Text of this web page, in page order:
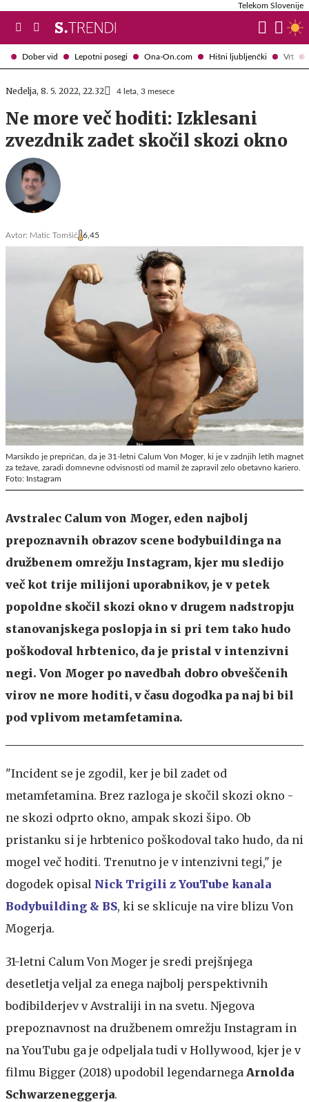
Dober vid Lepotni posegi Ona-On.com Hišni ljubljenčki Vrt
Telekom Slovenije
Nedelja, 8. 5. 2022, 22.32 4 leta, 3 mesece
Ne more več hoditi: Izklesani
zvezdnik zadet skočil skozi okno
Avtor: Matic Tomšič 6,45
Marsikdo je prepričan, da je 31-letni Calum Von Moger, ki je v zadnjih letih magnet
za težave, zaradi domnevne odvisnosti od mamil že zapravil zelo obetavno kariero.
Foto: Instagram
Avstralec Calum von Moger, eden najbolj
prepoznavnih obrazov scene bodybuildinga na
družbenem omrežju Instagram, kjer mu sledijo
več kot trije milijoni uporabnikov, je v petek
popoldne skočil skozi okno v drugem nadstropju
stanovanjskega poslopja in si pri tem tako hudo
poškodoval hrbtenico, da je pristal v intenzivni
negi. Von Moger po navedbah dobro obveščenih
virov ne more hoditi, v času dogodka pa naj bi bil
pod vplivom metamfetamina.
"Incident se je zgodil, ker je bil zadet od
metamfetamina. Brez razloga je skočil skozi okno -
ne skozi odprto okno, ampak skozi šipo. Ob
pristanku si je hrbtenico poškodoval tako hudo, da ni
mogel več hoditi. Trenutno je v intenzivni tegi," je
dogodek opisal Nick Trigili z YouTube kanala
Bodybuilding & BS, ki se sklicuje na vire blizu Von
Mogerja.
31-letni Calum Von Moger je sredi prejšnjega
desetletja veljal za enega najbolj perspektivnih
bodibilderjev v Avstraliji in na svetu. Njegova
prepoznavnost na družbenem omrežju Instagram in
na YouTubu ga je odpeljala tudi v Hollywood, kjer je v
filmu Bigger (2018) upodobil legendarnega Arnolda
Schwarzeneggerja.